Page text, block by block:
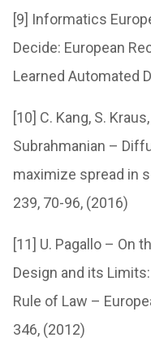
[9] Informatics
Decide: European
Learned Automated
[10] C. Kang, S.
Subrahmanian –
maximize spread in
239, 70-96, (2016)
[11] U. Pagallo – On
Design and its
Rule of Law –
346, (2012)